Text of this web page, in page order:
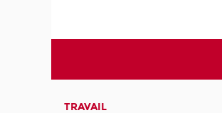
TRAVAIL